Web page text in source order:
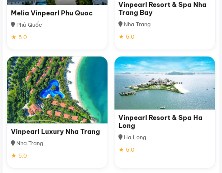
Melia Vinpearl Phu Quoc
Phú Quốc
★ 5.0
Vinpearl Resort & Spa Nha
Trang Bay
Nha Trang
★ 5.0
Vinpearl Luxury Nha Trang
Nha Trang
★ 5.0
Vinpearl Resort & Spa Ha
Long
Hạ Long
★ 5.0